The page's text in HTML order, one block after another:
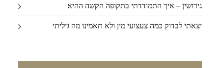
גירושין – איך התמודדתי בתקופה הקשה ההיא
יצאתי לבדוק כמה צעצועי מין ולא תאמינו מה גיליתי